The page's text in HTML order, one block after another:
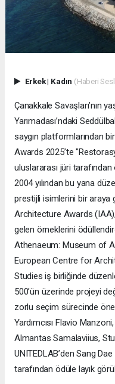
Erkek| Kadın (Haberi
Çanakkale Savaşları’nın
Yarımadası’ndaki
saygın platformlarından
Awards 2025’te
uluslararası jüri
2004 yılından bu yana
prestijli isimlerini bir araya
Architecture Awards
gelen örneklerini
Athenaeum: Museum of
European Centre for
Studies iş birliğinde
500’ün üzerinde projeyi
zorlu seçim sürecinde öne
Yardımcısı Flavio
Almantas Samalaviius,
UNITEDLAB’den Sang
tarafından ödüle layık